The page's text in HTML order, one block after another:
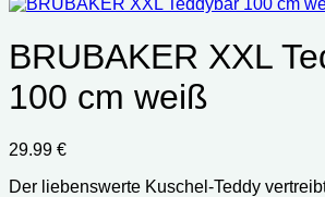
BRUBAKER XXL
100 cm weiß
29.99 €
Der liebenswerte Kuschel-Teddy